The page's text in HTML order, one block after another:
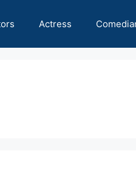
Actress